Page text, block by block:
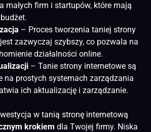
małych firm i startupów, które mają
– Proces tworzenia taniej strony
zazwyczaj szybszy, co pozwala na
działalności online.
– Tanie strony internetowe są
na prostych systemach zarządzania
ich aktualizację i zarządzanie.
w tanią stronę internetową
krokiem dla Twojej firmy. Niska